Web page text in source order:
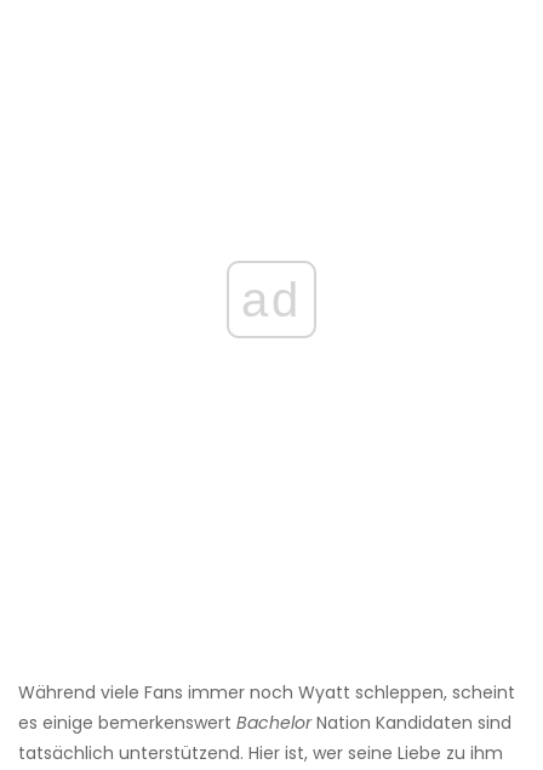
ad
Während viele Fans immer noch Wyatt schleppen, scheint
es einige bemerkenswert BachelorNation Kandidaten sind
tatsächlich unterstützend. Hier ist, wer seine Liebe zu ihm